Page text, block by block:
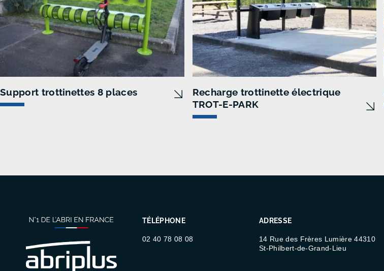
Support trottinettes 8 places
Recharge trottinette électrique
TROT-E-PARK
TÉLÉPHONE
02 40 78 08 08
ADRESSE
14 Rue des Frères Lumière 44310
St-Philbert-de-Grand-Lieu